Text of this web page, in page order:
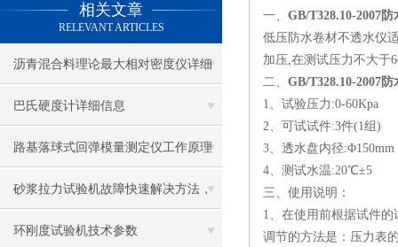
相关文章
RELEVANT ARTICLES
沥青混合料理论最大相对密度仪详细
使用说明
巴氏硬度计详细信息
路基落球式回弹模量测定仪工作原理
及使用方法
砂浆拉力试验机故障快速解决方法，
小白也能看得懂
环刚度试验机技术参数
一、 GB/T328.10-2007
低压防水卷材不透水仪
加压,在测试压力不大于
二、 GB/T328.10-2007
1、试验压力
2、可试试件:3件(1组)
3、透水盘内径:Φ150mm
4、测试水温:20℃±5
三、 使用说明：
1、在使用前根据试件
调节的方法是：压力表